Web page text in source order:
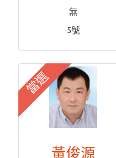
無
5號
當選
黃俊源